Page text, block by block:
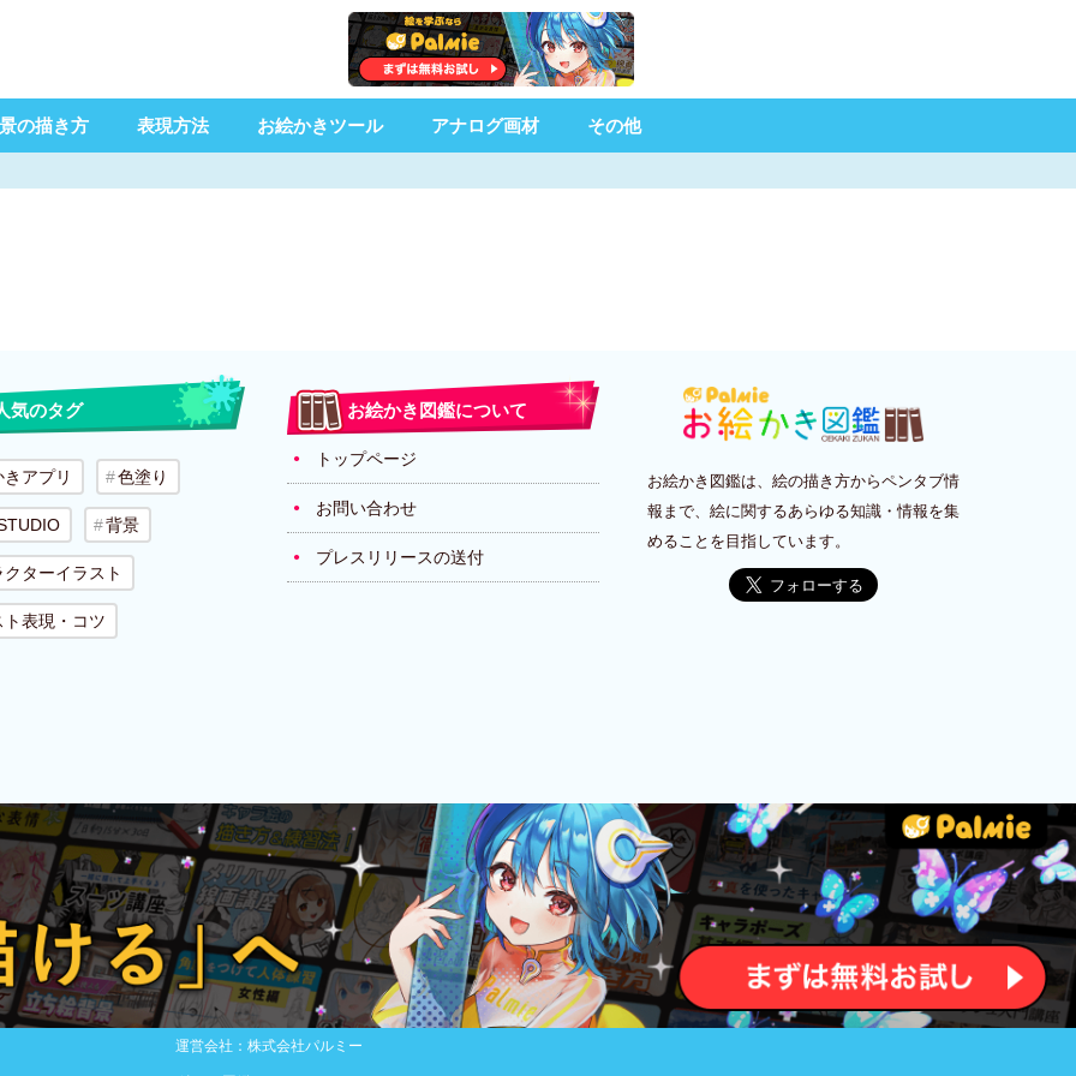
の描き方 表現方法 お絵かきツール アナログ画材 その他
気のタグ
アプリ 色塗り
背景
ターイラスト
ト表現・コツ
お絵かき図鑑について
トップページ
お問い合わせ
プレスリリースの送付
お絵かき図鑑は、絵の描き方からペンタブ情
報まで、絵に関するあらゆる知識・情報を集
めることを目指しています。
運営会社：株式会社パルミー